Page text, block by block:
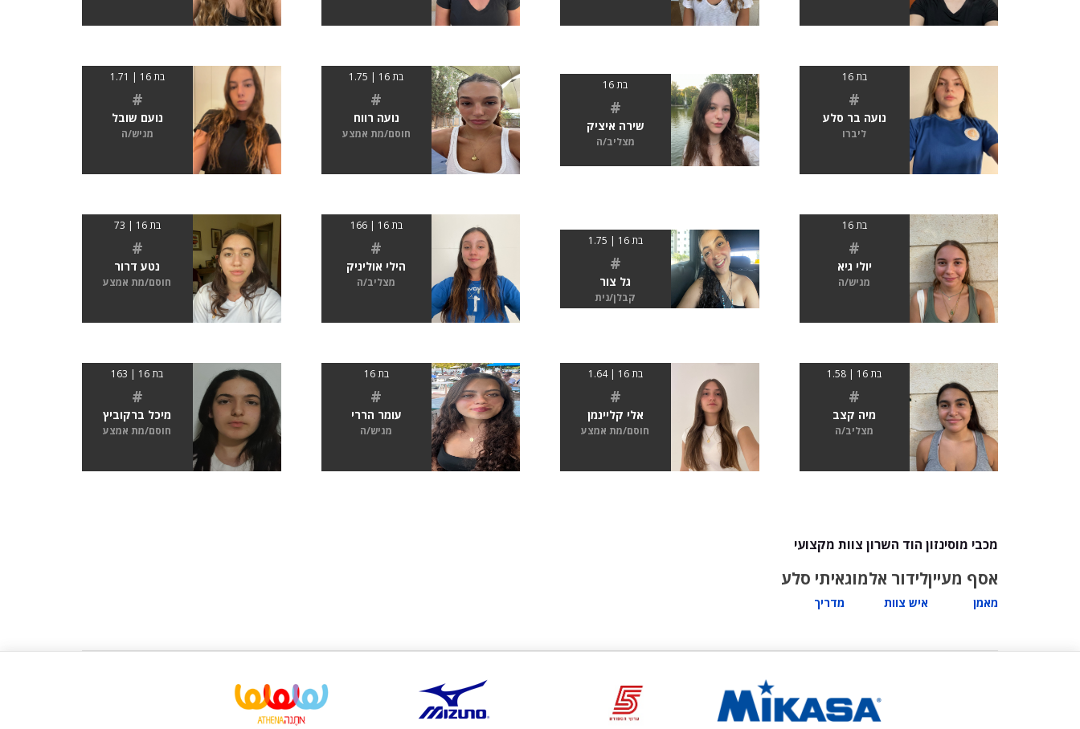
בת 16
#
נועה בר סלע
ליברו
בת 16
#
שירה איציק
מצליב/ה
בת 16 | 1.75
#
נועה רווח
חוסם/מת אמצע
בת 16 | 1.71
#
נועם שובל
מגיש/ה
בת 16
#
יולי גיא
מגיש/ה
בת 16 | 1.75
#
גל צור
קבלן/נית
בת 16 | 166
#
הילי אוליניק
מצליב/ה
בת 16 | 73
#
נטע דרור
חוסם/מת אמצע
בת 16 | 1.58
#
מיה קצב
מצליב/ה
בת 16 | 1.64
#
אלי קליינמן
חוסם/מת אמצע
בת 16
#
עומר הררי
מגיש/ה
בת 16 | 163
#
מיכל ברקוביץ
חוסם/מת אמצע
מכבי מוסינזון הוד השרון צוות מקצועי
אסף מעיין
מאמן
לידור אלמוג
איש צוות
איתי סלע
מדריך